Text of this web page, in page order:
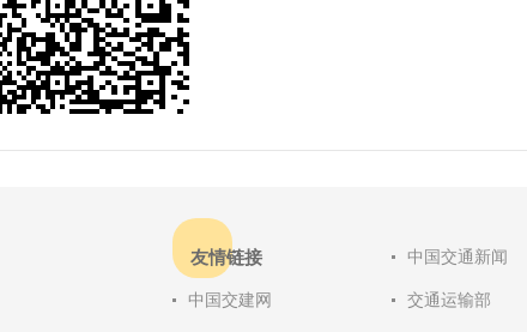
友情链接 中国交通新闻
中国交建网 交通运输部